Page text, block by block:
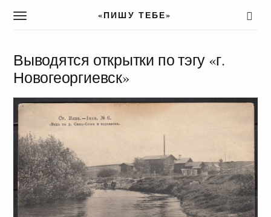
T
g
l
e
a
i
g
a
t
i
o
n
«ПИШУ ТЕБЕ»
Выводятся открытки по тэгу «г.
Новогеоргиевск»